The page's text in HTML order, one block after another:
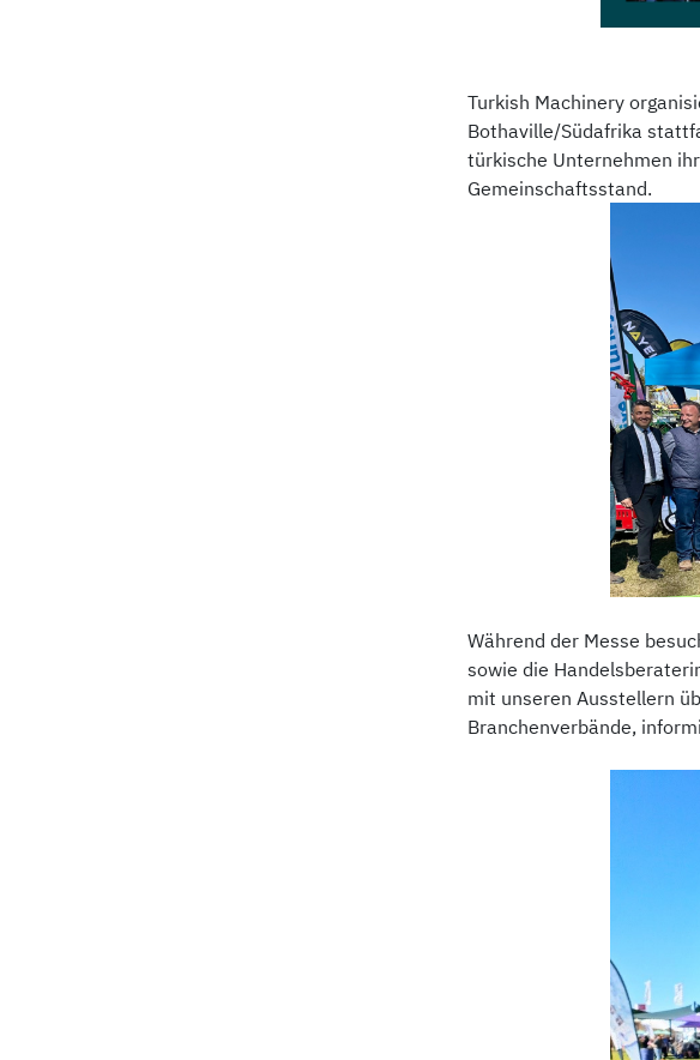
Turkish Machinery
Bothaville/Südafrika
türkische Unternehmen
Gemeinschaftsstand.
Während der Messe
sowie die
mit unseren Ausstellern
Branchenverbände,